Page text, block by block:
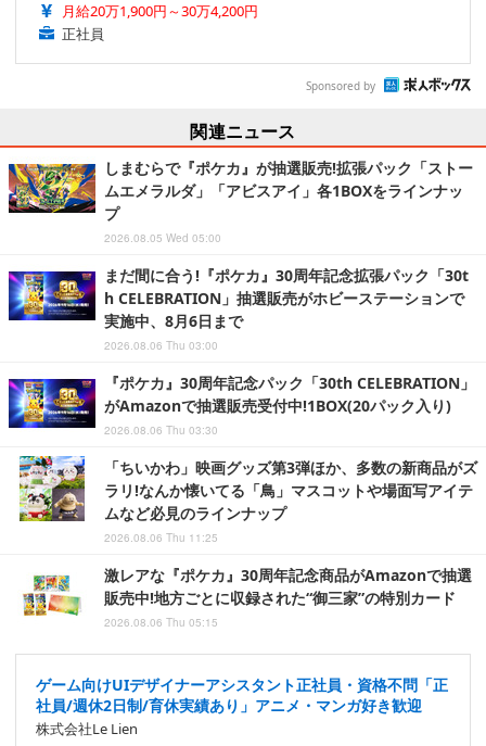
月給20万1,900円～30万4,200円
正社員
Sponsored by
関連ニュース
しまむらで『ポケカ』が抽選販売!拡張パック「ストー
ムエメラルダ」「アビスアイ」各1BOXをラインナッ
プ
2026.08.05 Wed 05:00
まだ間に合う!『ポケカ』30周年記念拡張パック「30t
h CELEBRATION」抽選販売がホビーステーションで
実施中、8月6日まで
2026.08.06 Thu 03:00
『ポケカ』30周年記念パック「30th CELEBRATION」
がAmazonで抽選販売受付中!1BOX(20パック入り)
2026.08.06 Thu 03:30
「ちいかわ」映画グッズ第3弾ほか、多数の新商品がズ
ラリ!なんか懐いてる「鳥」マスコットや場面写アイテ
ムなど必見のラインナップ
2026.08.06 Thu 11:25
激レアな『ポケカ』30周年記念商品がAmazonで抽選
販売中!地方ごとに収録された“御三家”の特別カード
2026.08.06 Thu 05:15
ゲーム向けUIデザイナーアシスタント正社員・資格不問「正
社員/週休2日制/育休実績あり」アニメ・マンガ好き歓迎
株式会社Le Lien